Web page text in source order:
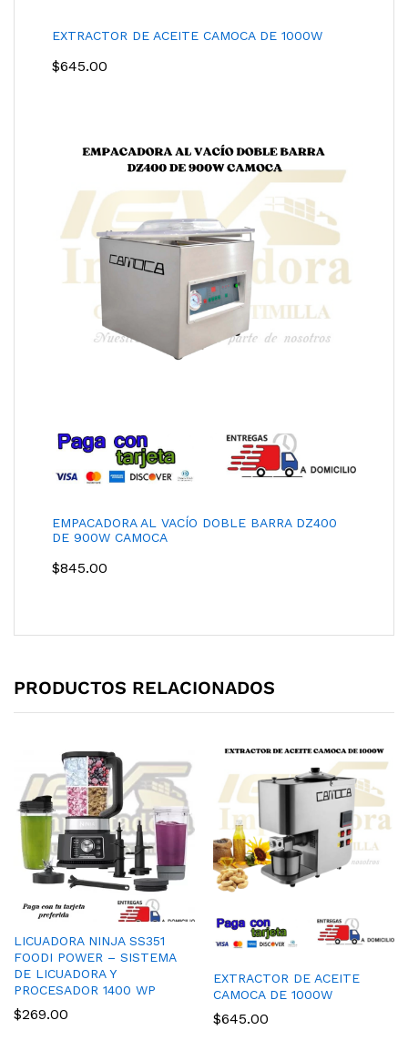
EXTRACTOR DE ACEITE CAMOCA DE 1000W
$645.00
EMPACADORA AL VACÍO DOBLE BARRA DZ400
DE 900W CAMOCA
$845.00
PRODUCTOS RELACIONADOS
LICUADORA NINJA SS351
FOODI POWER – SISTEMA
DE LICUADORA Y
PROCESADOR 1400 WP
$269.00
EXTRACTOR DE ACEITE
CAMOCA DE 1000W
$645.00